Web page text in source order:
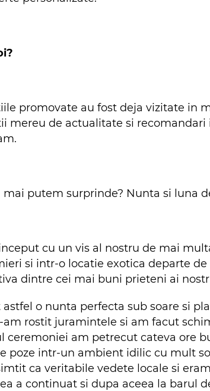
promovate au fost deja vizitate in
mereu de actualitate si recomandari
mai putem surprinde? Nunta si luna
cu un vis al nostru de mai
si intr-o locatie exotica departe
dintre cei mai buni prieteni ai
o nunta perfecta sub soare si
am rostit juramintele si am facut
ceremoniei am petrecut cateva ore
poze intr-un ambient idilic cu mult
ca veritabile vedete locale si
a continuat si dupa aceea la barul